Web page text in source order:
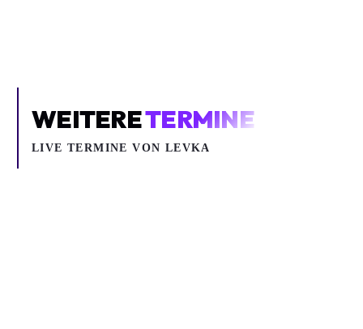
WEITERETERMINE
LIVE TERMINE VON LEVKA